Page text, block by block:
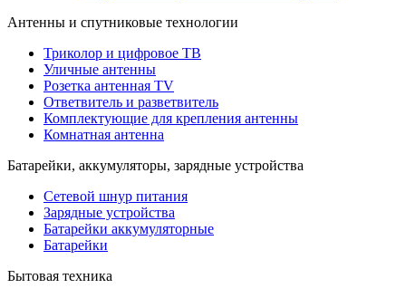
Антенны и спутниковые технологии
Триколор и цифровое ТВ
Уличные антенны
Розетка антенная TV
Ответвитель и разветвитель
Комплектующие для крепления антенны
Комнатная антенна
Батарейки, аккумуляторы, зарядные устройства
Сетевой шнур питания
Зарядные устройства
Батарейки аккумуляторные
Батарейки
Бытовая техника